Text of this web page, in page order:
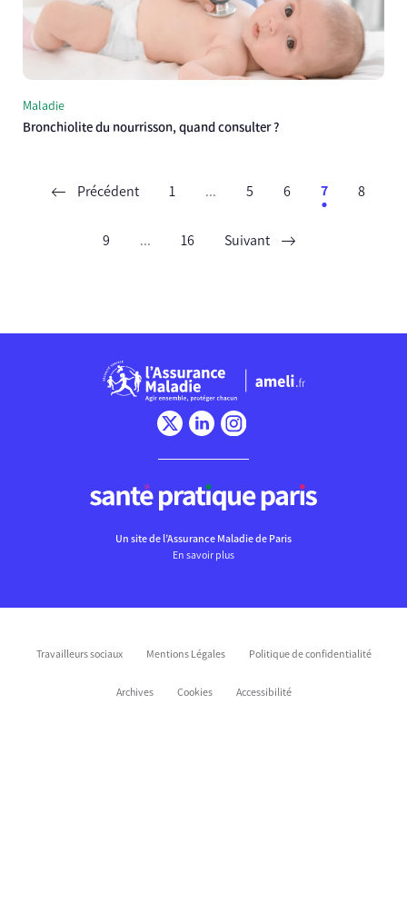
Maladie
Bronchiolite du nourrisson, quand consulter ?
Précédent 1 ... 5 6 7 8
9 ... 16 Suivant
Un site de l’Assurance Maladie de Paris
En savoir plus
Travailleurs sociaux Mentions Légales Politique de confidentialité
Archives Cookies Accessibilité